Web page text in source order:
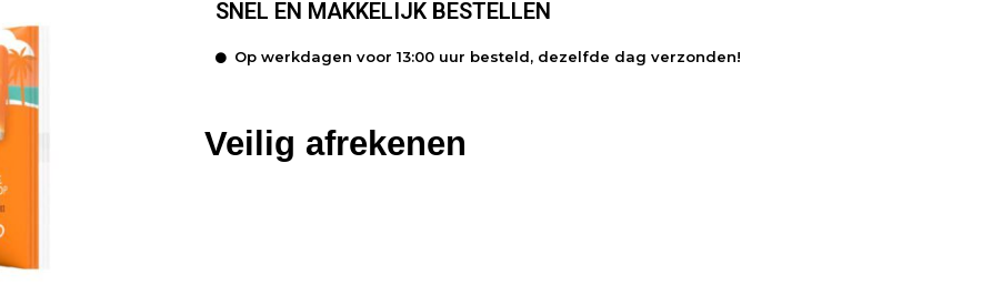
SNEL EN MAKKELIJK BESTELLEN
Op werkdagen voor 13:00 uur besteld, dezelfde dag verzonden!
Veilig afrekenen